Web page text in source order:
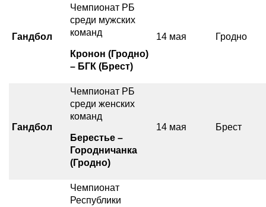
Гандбол
Чемпионат РБ
среди мужских
команд
Кронон (Гродно)
– БГК (Брест)
14 мая Гродно
Гандбол
Чемпионат РБ
среди женских
команд
Берестье –
Городничанка
(Гродно)
14 мая Брест
Чемпионат
Республики